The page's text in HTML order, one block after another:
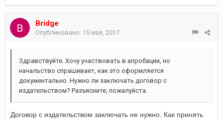
Bridge
Опубликовано: 15 мая, 2017
Здравствуйте. Хочу участвовать в апробации, но
начальство спрашивает, как это оформляется
документально. Нужно ли заключать договор с
издательством? Разъясните, пожалуйста.
Договор с издательством заключать не нужно. Как принять